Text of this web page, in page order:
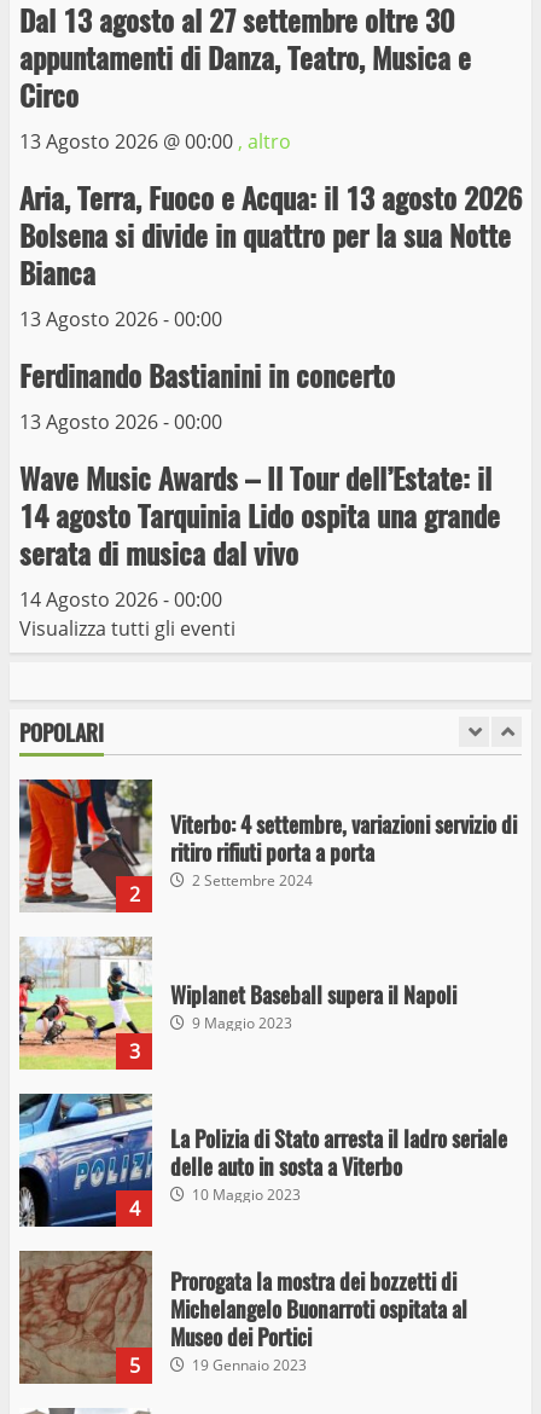
Dal 13 agosto al 27 settembre oltre 30
appuntamenti di Danza, Teatro, Musica e
Circo
13 Agosto 2026 @00:00 , altro
Aria, Terra, Fuoco e Acqua: il 13 agosto 2026
Bolsena si divide in quattro per la sua Notte
Bianca
13 Agosto 2026 - 00:00
Ferdinando Bastianini in concerto
13 Agosto 2026 - 00:00
Wave Music Awards – Il Tour dell’Estate: il
14 agosto Tarquinia Lido ospita una grande
serata di musica dal vivo
14 Agosto 2026 - 00:00
Visualizza tutti gli eventi
POPOLARI
La Polizia di Stato arresta il ladro seriale
delle auto in sosta a Viterbo
Prorogata la mostra dei bozzetti di
Michelangelo Buonarroti ospitata al
Museo dei Portici
6
capolinea al terminal Riello dal 15 al 17
giugno
15 Giugno 2023
Giochi Sportivi Studenteschi di Atletica a
Viterbo
10 Maggio 2023
I Carabinieri arrestano due giovani per
stupefacenti
2
Viterbo: 4 settembre, variazioni servizio di
ritiro rifiuti porta a porta
2 Settembre 2024
3
Wiplanet Baseball supera il Napoli
9 Maggio 2023
4
La Polizia di Stato arresta il ladro seriale
delle auto in sosta a Viterbo
10 Maggio 2023
5
Prorogata la mostra dei bozzetti di
Michelangelo Buonarroti ospitata al
Museo dei Portici
19 Gennaio 2023